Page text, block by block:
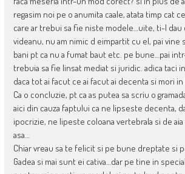
regasim noi pe o anumita caale, atata timp cat
care ar trebui sa fie niste modele…uite, ti-l dau
videanu, nu am nimic d eimpartit cu el, pai vine
bani pt ca nu a fumat baut etc. pe bune…pai
trebuia sa fie linsat mediat si juridic. adica taci
daca tot ai facut ce ai facut ai decenta si mori
Ca o concluzie, pt ca as putea sa scriu o
aici din cauza faptului ca ne lipseste decenta,
ipocrizie, ne lipeste coloana vertebrala si de
asa…
Chiar vreau sa te felicit si pe bune dreptate si
Gadea si mai sunt ei cativa…dar pe tine in